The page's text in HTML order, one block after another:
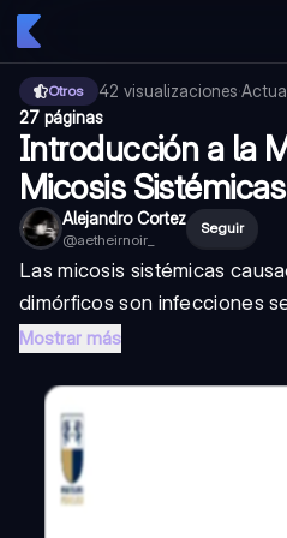
Otros 42 visualizaciones·
27 páginas
Introducción a la
Micosis Sistémicas
Alejandro Cortez
@aetheirnoir_
Seguir
Las micosis sistémicas
dimórficos son infecciones
Mostrar más